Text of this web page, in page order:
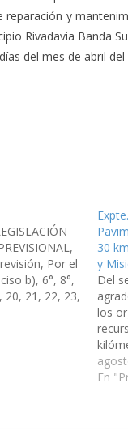
y
Rivadavia Banda
del mes de abril
Por el
b), 6°, 8°,
20, 21, 22, 23,
30
y
Del
los
En